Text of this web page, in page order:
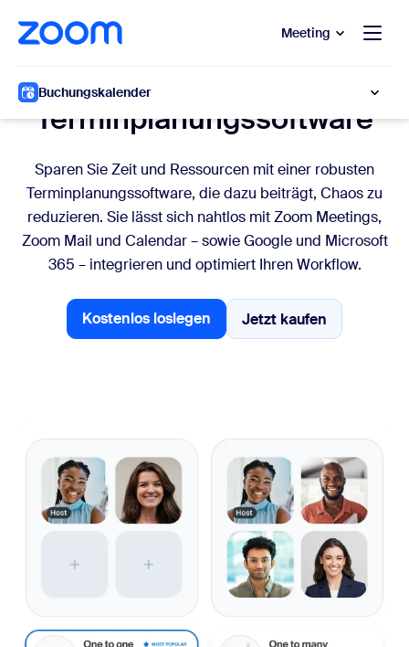
wechseln
Chat wechseln Meeting
Buchungskalender
Terminplanungssoftware
Sparen Sie Zeit und Ressourcen mit einer robusten
Terminplanungssoftware, die dazu beiträgt, Chaos zu
reduzieren. Sie lässt sich nahtlos mit Zoom Meetings,
Zoom Mail und Calendar – sowie Google und Microsoft
365 – integrieren und optimiert Ihren Workflow.
Kostenlos loslegen
Kostenlos loslegen
Jetzt kaufen
Jetzt kaufen